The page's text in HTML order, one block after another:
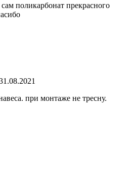
поликарбонат прекрасного
при монтаже не тресну.